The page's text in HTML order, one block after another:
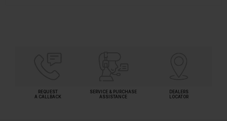
REQUEST
A CALLBACK
SERVICE & PURCHASE
ASSISTANCE
DEALERS
LOCATOR